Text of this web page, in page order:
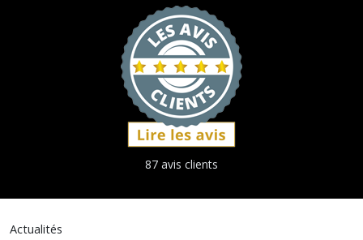
87 avis clients
Actualités